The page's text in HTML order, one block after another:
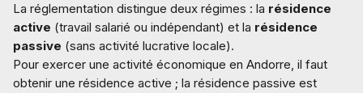
La réglementation distingue deux régimes : la résidence
active (travail salarié ou indépendant) et la résidence
passive (sans activité lucrative locale).
Pour exercer une activité économique en Andorre, il faut
obtenir une résidence active ; la résidence passive est